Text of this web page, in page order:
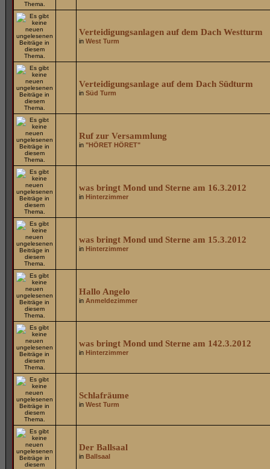
Verteidigungsanlagen auf dem Dach Westturm
in West Turm
Verteidigungsanlage auf dem Dach Südturm
in Süd Turm
Ruf zur Versammlung
in "HÖRET HÖRET"
was bringt Mond und Sterne am 16.3.2012
in Hinterzimmer
was bringt Mond und Sterne am 15.3.2012
in Hinterzimmer
Hallo Angelo
in Anmeldezimmer
was bringt Mond und Sterne am 142.3.2012
in Hinterzimmer
Schlafräume
in West Turm
Der Ballsaal
in Ballsaal